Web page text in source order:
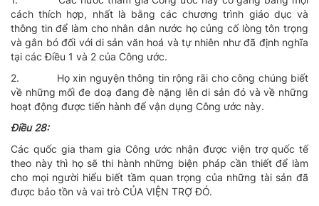
cách thích hợp, nhất là bằng các chương trình giáo dục và
thông tin để làm cho nhân dân nước họ củng cố lòng tôn trọng
và gắn bó đối với di sản văn hoá và tự nhiên như đã định nghĩa
tại các Ðiều 1 và 2 của Công ước.
2. Họ xin nguyện thông tin rộng rãi cho công chúng biết
về những mối đe doạ đang đè nặng lên di sản đó và về những
hoạt động được tiến hành để vận dụng Công ước này.
Ðiều 28:
Các quốc gia tham gia Công ước nhận được viện trợ quốc tế
theo này thì họ sẽ thi hành những biện pháp cần thiết để làm
cho mọi người hiểu biết tầm quan trọng của những tài sản đã
được bảo tồn và vai trò CỦA VIỆN TRỢ ÐÓ.